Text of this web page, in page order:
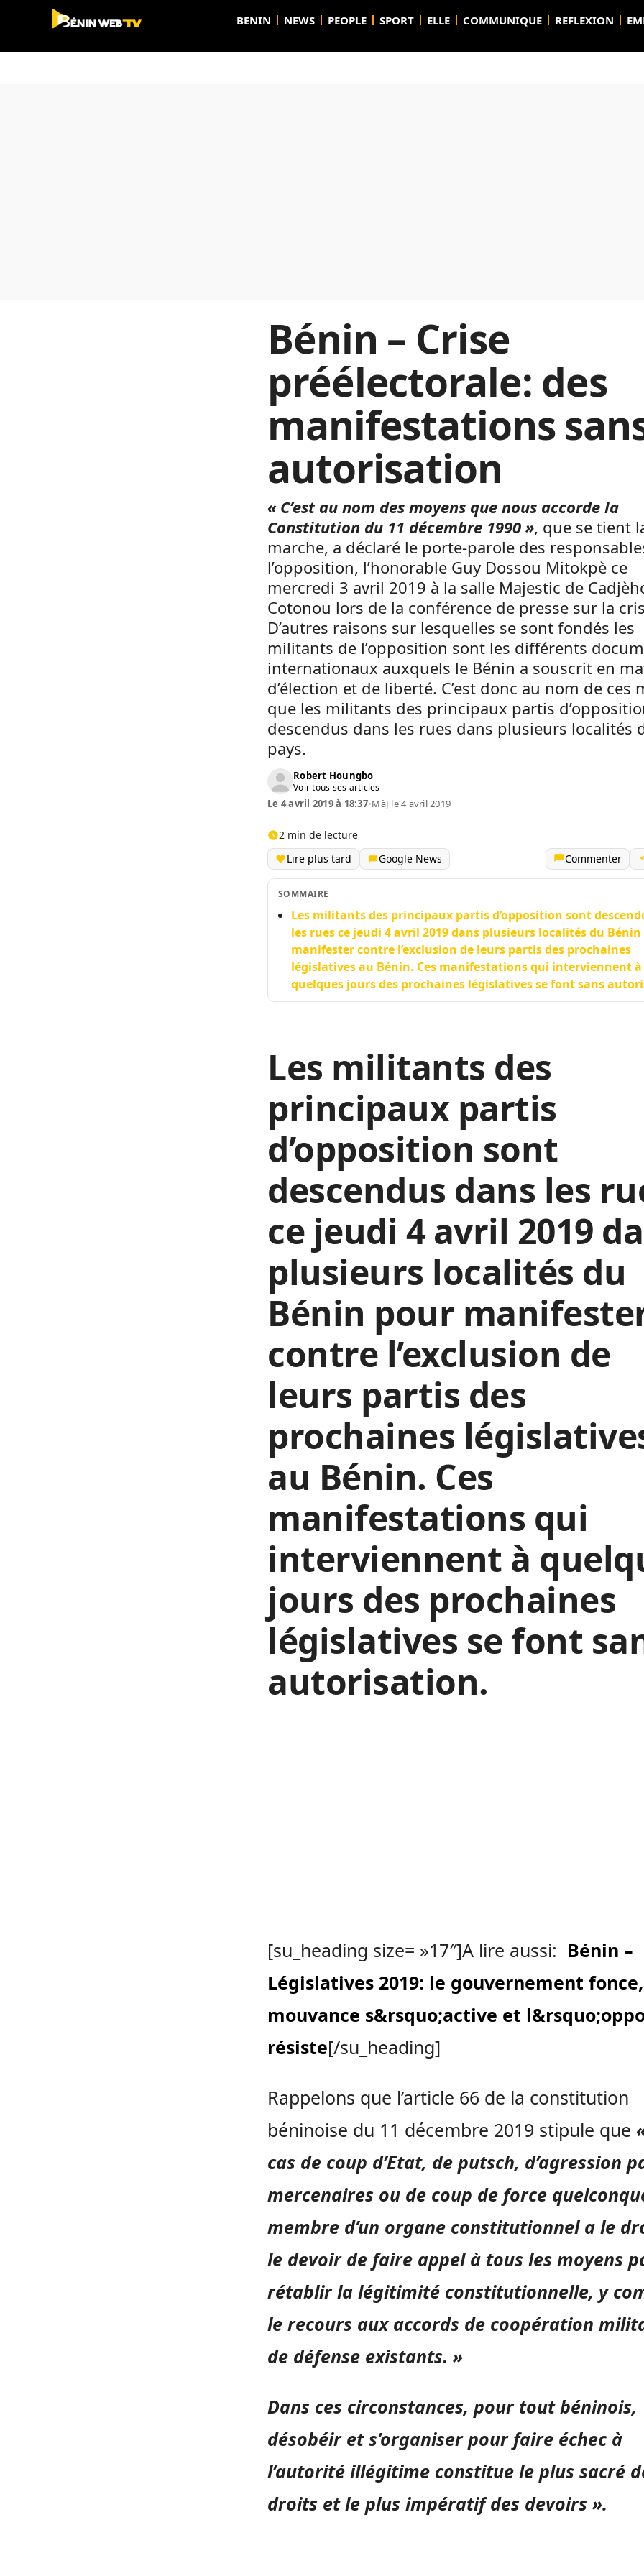
BENIN NEWS PEOPLE SPORT ELLE COMMUNIQUE REFLEXION
Bénin – Crise
préélectorale: des
manifestations
autorisation
« C’est au nom des moyens que nous accorde la
Constitution du 11 décembre 1990 », que se tient
marche, a déclaré le porte-parole des
l’opposition, l’honorable Guy Dossou Mitokpè ce
mercredi 3 avril 2019 à la salle Majestic de
Cotonou lors de la conférence de presse sur la
D’autres raisons sur lesquelles se sont fondés les
militants de l’opposition sont les différents
internationaux auxquels le Bénin a souscrit en
d’élection et de liberté. C’est donc au nom de ces
que les militants des principaux partis
descendus dans les rues dans plusieurs localités
pays.
Robert Houngbo
Voir tous ses articles
Le 4 avril 2019 à 18:37•MàJ le 4 avril 2019
2 min de lecture
Lire plus tard
Google News Commenter
SOMMAIRE
Les militants des principaux partis d’opposition sont
les rues ce jeudi 4 avril 2019 dans plusieurs localités du
manifester contre l’exclusion de leurs partis des prochaines
législatives au Bénin. Ces manifestations qui interviennent à
quelques jours des prochaines législatives se font sans
Les militants des
principaux partis
d’opposition sont
descendus dans les
ce jeudi 4 avril 2019
plusieurs localités du
Bénin pour
contre l’exclusion de
leurs partis des
prochaines
au Bénin. Ces
manifestations qui
interviennent à
jours des prochaines
législatives se font
autorisation.
[su_heading size= »17″]A lire aussi: Bénin –
Législatives 2019: le gouvernement
mouvance s&rsquo;active et
résiste[/su_heading]
Rappelons que l’article 66 de la constitution
béninoise du 11 décembre 2019 stipule que
cas de coup d’Etat, de putsch, d’agression
mercenaires ou de coup de force
membre d’un organe constitutionnel a le
le devoir de faire appel à tous les moyens
rétablir la légitimité constitutionnelle, y
le recours aux accords de coopération
de défense existants. »
Dans ces circonstances, pour tout béninois,
désobéir et s’organiser pour faire échec à
l’autorité illégitime constitue le plus sacré
droits et le plus impératif des devoirs ».